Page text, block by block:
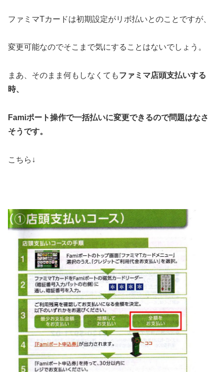
ファミマTカードは初期設定がリボ払いとのことですが、
変更可能なのでそこまで気にすることはないでしょう。
まあ、そのまま何もしなくてもファミマ店頭支払いする
時、
Famiポート操作で一括払いに変更できるので問題はなさ
そうです。
こちら↓